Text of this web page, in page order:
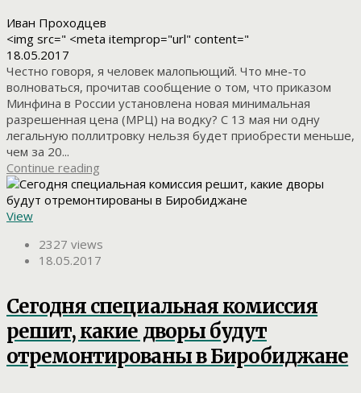
Иван Проходцев
<img src=" <meta itemprop="url" content="
18.05.2017
Честно говоря, я человек малопьющий. Что мне-то
волноваться, прочитав сообщение о том, что приказом
Минфина в России установлена новая минимальная
разрешенная цена (МРЦ) на водку? С 13 мая ни одну
легальную поллитровку нельзя будет приобрести меньше,
чем за 20...
Continue reading
View
2327 views
18.05.2017
Сегодня специальная комиссия
решит, какие дворы будут
отремонтированы в Биробиджане